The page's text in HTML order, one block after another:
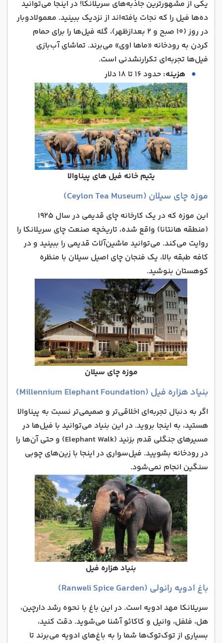
یکی از مشهورترین جاذبه‌های سریلانکا! در اینجا می‌توانید
ده‌ها فیل را که نجات یافته‌اند از نزدیک ببینید. معمولادوبار
در روز (۱۰ صبح و ۲ بعدازظهر)، گله فیل‌ها را برای حمام
کردن به رودخانه «ماها اوی» می‌برند. تماشای آب‌بازی
فیل‌ها تجربه‌ای تکرارنشدنی است.
هزینه: حدود ۱۶ تا ۱۸ دلار
یتیم خانه فیل‌ های پیناوالا
موزه چای سیلان (Ceylon Tea Museum)
این موزه که در یک کارخانه چای قدیمی در سال ۱۹۲۵
(منطقه هانتانا) واقع شده، تاریخچه صنعت چای سریلانکا را
روایت می‌کند. می‌توانید ماشین‌آلات قدیمی را ببینید و در
کافه طبقه بالا، یک فنجان چای اصیل سیلان با منظره
کوهستان بنوشید.
موزه چای سیلان
بنیاد هزاره فیل (Millennium Elephant Foundation)
اگر به دنبال تجربه‌ای اخلاقی‌تر و صمیمی‌تر نسبت به پیناوالا
هستید، به اینجا بروید. در این بنیاد می‌توانید با فیل‌ها در
مسیرهای جنگلی قدم بزنید (Elephant Walk) و حتی آن‌ها را
در رودخانه بشویید. فیل‌سواری در اینجا با زین‌های چوبی
سنگین انجام نمی‌شود.
بنیاد هزاره فیل
باغ ادویه رانولی (Ranweli Spice Garden)
سریلانکا مهد ادویه است. در این باغ با نحوه رشد دارچین،
هل، فلفل، وانیل و کاکائو آشنا می‌شوید. دقت کنید،
بسیاری از توک‌توک‌ها شما را به باغ‌های ادویه می‌برند تا